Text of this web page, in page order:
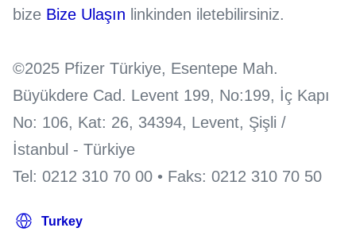
bize Bize Ulaşın linkinden iletebilirsiniz.
©2025 Pfizer Türkiye, Esentepe Mah.
Büyükdere Cad. Levent 199, No:199, İç Kapı
No: 106, Kat: 26, 34394, Levent, Şişli /
İstanbul - Türkiye
Tel: 0212 310 70 00 • Faks: 0212 310 70 50